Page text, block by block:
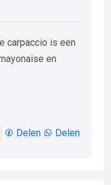
carpaccio is een
en
Delen Delen